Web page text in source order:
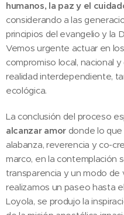
humanos, la paz y el
considerando a las
principios del evangelio y la
Vemos urgente actuar en
compromiso local, nacional
realidad interdependiente,
ecológica.
La conclusión del proceso
alcanzar amor donde lo
alabanza, reverencia y co-
marco, en la contemplación
transparencia y un modo de
realizamos un paseo hasta
Loyola, se produjo la